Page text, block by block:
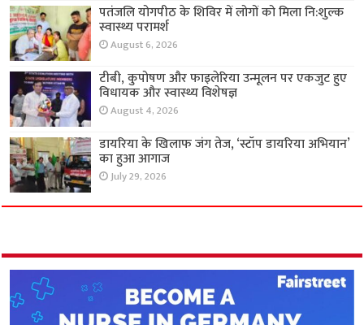
पतंजलि योगपीठ के शिविर में लोगों को मिला नि:शुल्क
स्वास्थ्य परामर्श
August 6, 2026
टीबी, कुपोषण और फाइलेरिया उन्मूलन पर एकजुट हुए
विधायक और स्वास्थ्य विशेषज्ञ
August 4, 2026
डायरिया के खिलाफ जंग तेज, ‘स्टॉप डायरिया अभियान’
का हुआ आगाज
July 29, 2026